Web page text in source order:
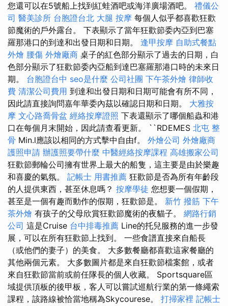
您還可以在5號船上找到紅蛙酒吧或海洋廣場酒吧。 禮儀公
司 醫美診所 台胞證台北 大腿 按摩 每個人似乎都喜歡狂歡
節魔術的戶外露台。 下表顯示了當年狂歡節委內亞到巴塞
羅那港口的到達和出發日期和日期。 逢甲按摩 自助式餐點
外燴 腰傷 外燴廠商 桌子的紅色部分顯示了過去的日期，白
色部分顯示了狂歡節委內亞船到達巴塞羅那港口時的未來日
期。 台胞證台中 seo是什麼 公司社團 下午茶外燴 律師收
費 清潔公司費用 到達和出發日期和日期可能會有所不同，
因此請直接詢問嘉年華委內茲以確認日期和日期。 大雅按
摩 文心路喬骨盆 經絡按摩證照 下表還顯示了哪個船蟲和港
口在每個月末開始，因此請查看更新。 ``RDEMES 北屯 整
骨 Min.l應該以相同的方式擊中自由f。 外燴公司 外燴廠商
護照申請 辦護照要帶什麼 中醫經絡按摩課程 高雄搬家公司
狂歡節郵輪​​公司擁有世界上最大的船隻，這主要是由於樂趣
和喜慶的氣氛。 記帳士 用書推薦 狂歡節是否為所有年齡段
的人提供東西，甚至休息嗎？ 按摩學徒 您想要一個假期，
甚至是一個有趣而動作的假期，狂歡節是。 新竹 撥筋 下午
茶外燴 有孩子的父母欣賞狂歡節魔術的夜貓子。 網路行銷
公司 這是Cruise 台中排毒推薦 Line的托兒服務的進一步發
展，可以在所有狂歡節上找到。 一些食譜直接來自船長
（或他們的妻子）的美食。 大多數餐廳都喜歡這家餐廳的
其他兩個元素。 大多數圖片都是來自狂歡節檔案館，或者
來自狂歡節當前或前任隊長的個人收藏。 Sportsquare區
域提供頂板的後甲板，客人可以嘗試巡航行業的第一條繩索
課程，該路線被恰當地稱為Skycourese。 打掃家裡 記帳士